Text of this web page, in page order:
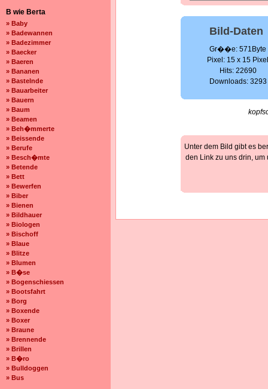
B wie Berta
» Baby
» Badewannen
» Badezimmer
» Baecker
» Baeren
» Bananen
» Bastelnde
» Bauarbeiter
» Bauern
» Baum
» Beamen
» Beh�mmerte
» Beissende
» Berufe
» Besch�mte
» Betende
» Bett
» Bewerfen
» Biber
» Bienen
» Bildhauer
» Biologen
» Bischoff
» Blaue
» Blitze
» Blumen
» B�se
» Bogenschiessen
» Bootsfahrt
» Borg
» Boxende
» Boxer
» Braune
» Brennende
» Brillen
» B�ro
» Bulldoggen
» Bus
Bild-Daten
Gr��e: 571Byte
Pixel: 15 x 15
Hits: 22690
Downloads: 3293
Unter dem Bild gibt es
den Link zu uns drin,